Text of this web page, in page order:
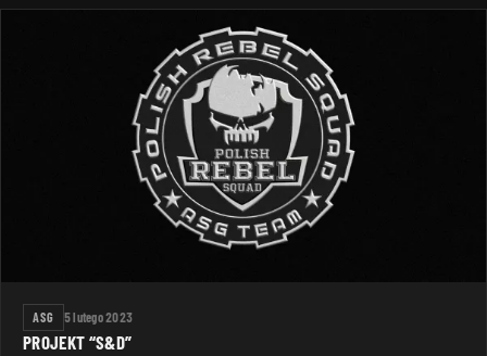
ASG 5 lutego 2023
PROJEKT “S&D”